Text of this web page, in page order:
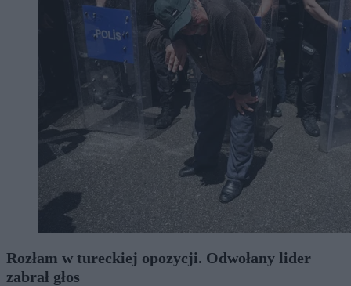
Rozłam w tureckiej opozycji. Odwołany lider
zabrał głos